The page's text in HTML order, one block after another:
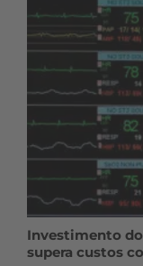
Investimento
supera custos